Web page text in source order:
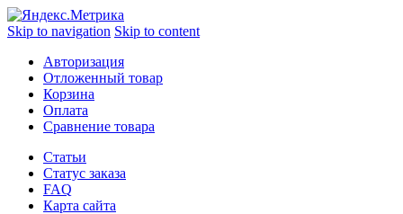
Skip to navigation Skip to content
Авторизация
Отложенный товар
Корзина
Оплата
Сравнение товара
Статьи
Статус заказа
FAQ
Карта сайта